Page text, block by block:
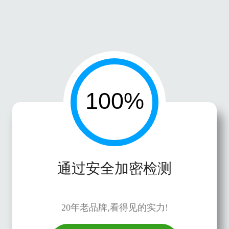
通过安全加密检测
20年老品牌,看得见的实力!